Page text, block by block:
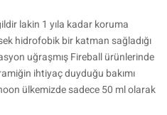
lakin 1 yıla kadar koruma
hidrofobik bir katman sağladığı
uğraşmış Fireball ürünlerinde
ihtiyaç duyduğu bakımı
ülkemizde sadece 50 ml olarak